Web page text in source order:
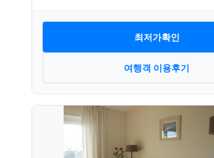
최저가확인
여행객 이용후기